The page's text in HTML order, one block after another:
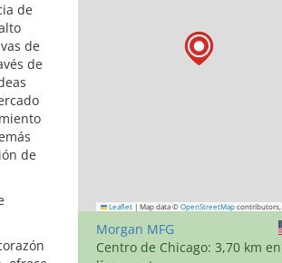
de
de
de
de
Leaflet | Map data © OpenStreetMap contributors,
Morgan MFG
Centro de Chicago: 3,70 km en